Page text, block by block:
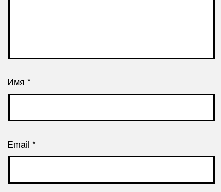
Имя *
Email *